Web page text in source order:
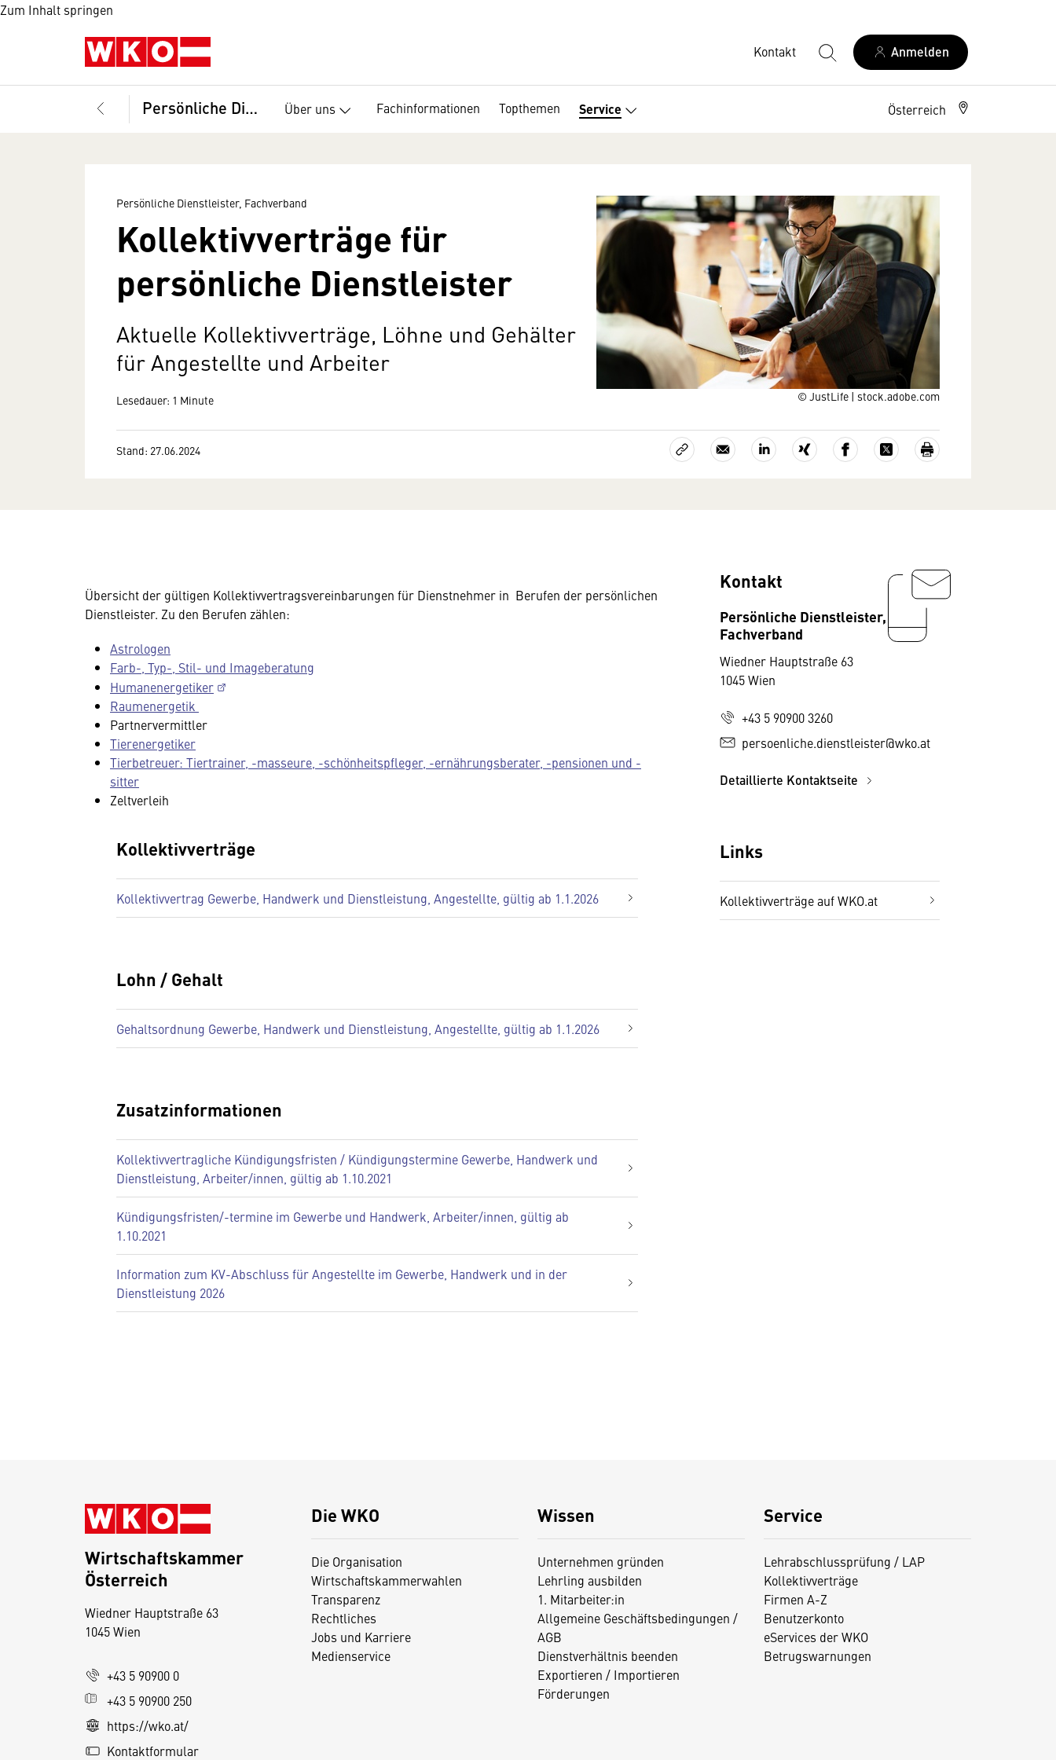
Zum Inhalt springen
Kontakt Anmelden
Persönliche Dienstleister, Fachverband Über uns Fachinformationen Topthemen Service Österreich
© JustLife | stock.adobe.com
Persönliche Dienstleister, Fachverband
Kollektivverträge für
persönliche Dienstleister
Aktuelle Kollektivverträge, Löhne und Gehälter
für Angestellte und Arbeiter
Lesedauer: 1 Minute
Stand: 27.06.2024
Übersicht der gültigen Kollektivvertragsvereinbarungen für Dienstnehmer in Berufen der persönlichen
Dienstleister. Zu den Berufen zählen:
Astrologen
Farb-, Typ-, Stil- und Imageberatung
Humanenergetiker
Raumenergetik
Partnervermittler
Tierenergetiker
Tierbetreuer: Tiertrainer, -masseure, -schönheitspfleger, -ernährungsberater, -pensionen und -
sitter
Zeltverleih
Kollektivverträge
Kollektivvertrag Gewerbe, Handwerk und Dienstleistung, Angestellte, gültig ab 1.1.2026
Lohn / Gehalt
Gehaltsordnung Gewerbe, Handwerk und Dienstleistung, Angestellte, gültig ab 1.1.2026
Zusatzinformationen
Kollektivvertragliche Kündigungsfristen / Kündigungstermine Gewerbe, Handwerk und
Dienstleistung, Arbeiter/innen, gültig ab 1.10.2021
Kündigungsfristen/-termine im Gewerbe und Handwerk, Arbeiter/innen, gültig ab
1.10.2021
Information zum KV-Abschluss für Angestellte im Gewerbe, Handwerk und in der
Dienstleistung 2026
Kontakt
Persönliche Dienstleister,
Fachverband
Wiedner Hauptstraße 63
1045 Wien
+43 5 90900 3260
persoenliche.dienstleister@wko.at
Detaillierte Kontaktseite
Links
Kollektivverträge auf WKO.at
Die WKO
Die Organisation
Wirtschaftskammerwahlen
Transparenz
Rechtliches
Jobs und Karriere
Medienservice
Wissen
Unternehmen gründen
Lehrling ausbilden
1. Mitarbeiter:in
Allgemeine Geschäftsbedingungen /
AGB
Dienstverhältnis beenden
Exportieren / Importieren
Förderungen
Service
Lehrabschlussprüfung / LAP
Kollektivverträge
Firmen A-Z
Benutzerkonto
eServices der WKO
Betrugswarnungen
Wirtschaftskammer
Österreich
Wiedner Hauptstraße 63
1045 Wien
+43 5 90900 0
+43 5 90900 250
https://wko.at/
Kontaktformular